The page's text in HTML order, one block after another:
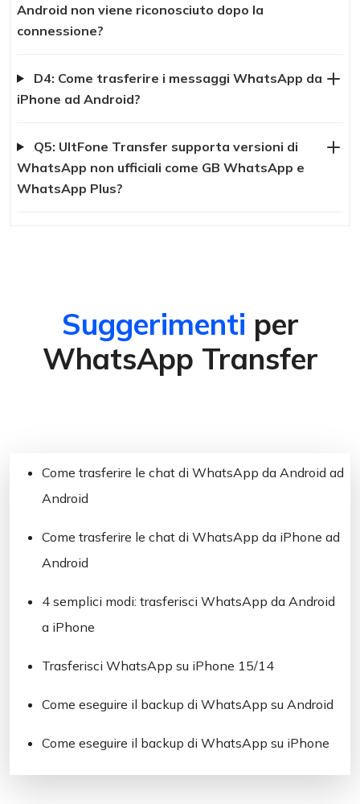
Android non viene riconosciuto dopo la
connessione?
D4: Come trasferire i messaggi WhatsApp da
iPhone ad Android?
Q5: UltFone Transfer supporta versioni di
WhatsApp non ufficiali come GB WhatsApp e
WhatsApp Plus?
Suggerimenti per
WhatsApp Transfer
Come trasferire le chat di WhatsApp da Android ad
Android
Come trasferire le chat di WhatsApp da iPhone ad
Android
4 semplici modi: trasferisci WhatsApp da Android
a iPhone
Trasferisci WhatsApp su iPhone 15/14
Come eseguire il backup di WhatsApp su Android
Come eseguire il backup di WhatsApp su iPhone